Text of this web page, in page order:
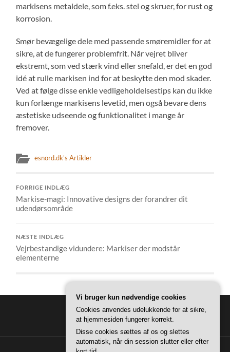
markisens metaldele, som f.eks. stel og skruer, for rust og
korrosion.
Smør bevægelige dele med passende smøremidler for at
sikre, at de fungerer problemfrit. Når vejret bliver
ekstremt, som ved stærk vind eller snefald, er det en god
idé at rulle markisen ind for at beskytte den mod skader.
Ved at følge disse enkle vedligeholdelsestips kan du ikke
kun forlænge markisens levetid, men også bevare dens
æstetiske udseende og funktionalitet i mange år
fremover.
esnord.dk's Artikler
FORRIGE INDLÆG
Markise-magi: Innovative designs der forandrer dit
udendørsområde
NÆSTE INDLÆG
Vejrbestandige vidundere: Markiser der modstår
elementerne
Vi bruger kun nødvendige cookies
Cookies anvendes udelukkende for at sikre,
at hjemmesiden fungerer korrekt.
Disse cookies sættes af os og slettes
automatisk, når din session slutter eller efter